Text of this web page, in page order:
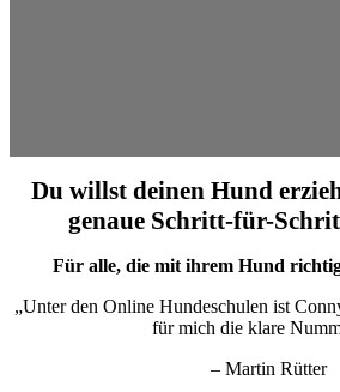
Du willst deinen Hund
genaue Schritt-für-
Für alle, die mit ihrem Hund
„Unter den Online Hundeschulen ist
für mich die klare
– Martin Rütter